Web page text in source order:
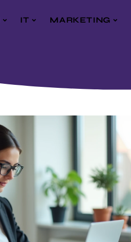
IT MARKETING